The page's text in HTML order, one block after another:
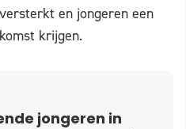
en jongeren een
krijgen.
jongeren in